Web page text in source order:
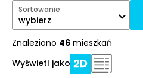
Sortowanie
wybierz
Znaleziono 46 mieszkań
Wyświetl jako